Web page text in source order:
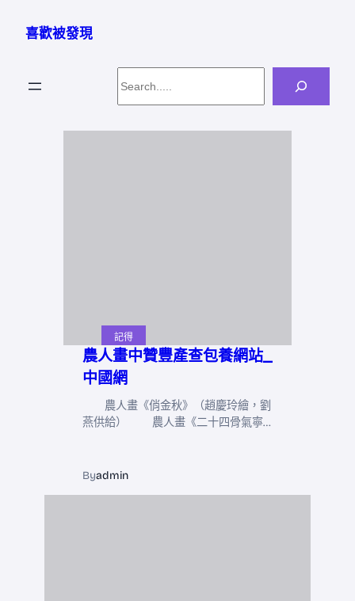
喜歡被發現
記得
農人畫中贊豐產查包養網站_
中國網
農人畫《俏金秋》（趙慶玲繪，劉
燕供給） 農人畫《二十四骨氣寧…
Byadmin